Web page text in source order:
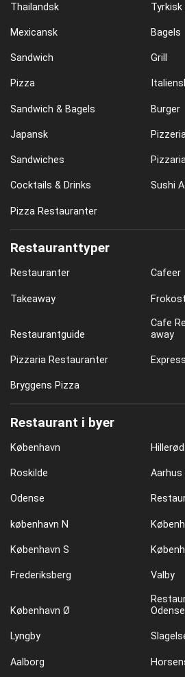
Thailandsk Tyrkisk
Mexicansk Bagels
Sandwich Grill
Pizza
Sandwich & Bagels Burger
Japansk
Sandwiches
Cocktails & Drinks Sushi
Pizza Restauranter
Restauranttyper
Restauranter Cafeer
Takeaway
Restaurantguide
Cafe
away
Pizzaria Restauranter
Bryggens Pizza
Restaurant i byer
København Hillerød
Roskilde Aarhus
Odense
københavn N
København S
Frederiksberg Valby
København Ø
Odense
Lyngby
Aalborg